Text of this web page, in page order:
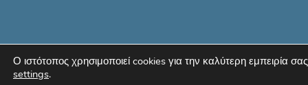
Ο ιστότοπος χρησιμοποιεί cookies για την καλύτερη εμπειρία σας
settings.